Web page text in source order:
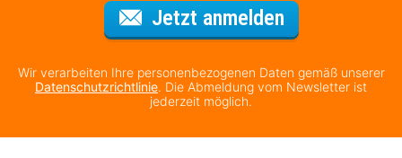
Jetzt anmeldenFür den
Wir verarbeiten Ihre personenbezogenen Daten gemäß unserer
Datenschutzrichtlinie. Die Abmeldung vom Newsletter ist
jederzeit möglich.